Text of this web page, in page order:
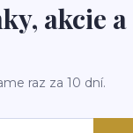
akcie a
raz za 10 dní.